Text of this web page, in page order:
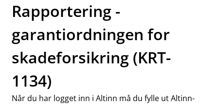
Rapportering -
garantiordningen for
skadeforsikring (KRT-
1134)
Når du har logget inn i Altinn må du fylle ut Altinn-